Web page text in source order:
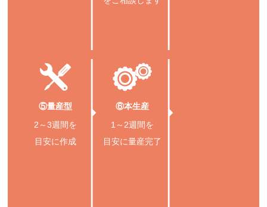
⑤量産型
2～3週間を
目安に作成
⑥本生産
1～2週間を
目安に量産完了